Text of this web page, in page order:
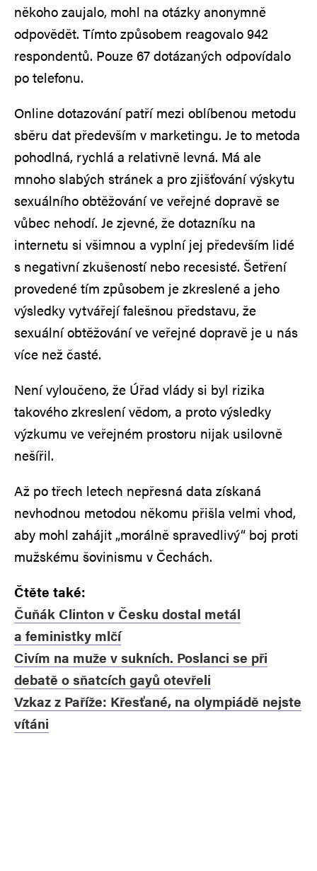
někoho zaujalo, mohl na otázky anonymně
odpovědět. Tímto způsobem reagovalo 942
respondentů. Pouze 67 dotázaných odpovídalo
po telefonu.
Online dotazování patří mezi oblíbenou metodu
sběru dat především v marketingu. Je to metoda
pohodlná, rychlá a relativně levná. Má ale
mnoho slabých stránek a pro zjišťování výskytu
sexuálního obtěžování ve veřejné dopravě se
vůbec nehodí. Je zjevné, že dotazníku na
internetu si všimnou a vyplní jej především lidé
s negativní zkušeností nebo recesisté. Šetření
provedené tím způsobem je zkreslené a jeho
výsledky vytvářejí falešnou představu, že
sexuální obtěžování ve veřejné dopravě je u nás
více než časté.
Není vyloučeno, že Úřad vlády si byl rizika
takového zkreslení vědom, a proto výsledky
výzkumu ve veřejném prostoru nijak usilovně
nešířil.
Až po třech letech nepřesná data získaná
nevhodnou metodou někomu přišla velmi vhod,
aby mohl zahájit „morálně spravedlivý“ boj proti
mužskému šovinismu v Čechách.
Čtěte také:
Čuňák Clinton v Česku dostal metál
a feministky mlčí
Civím na muže v sukních. Poslanci se při
debatě o sňatcích gayů otevřeli
Vzkaz z Paříže: Křesťané, na olympiádě nejste
vítáni